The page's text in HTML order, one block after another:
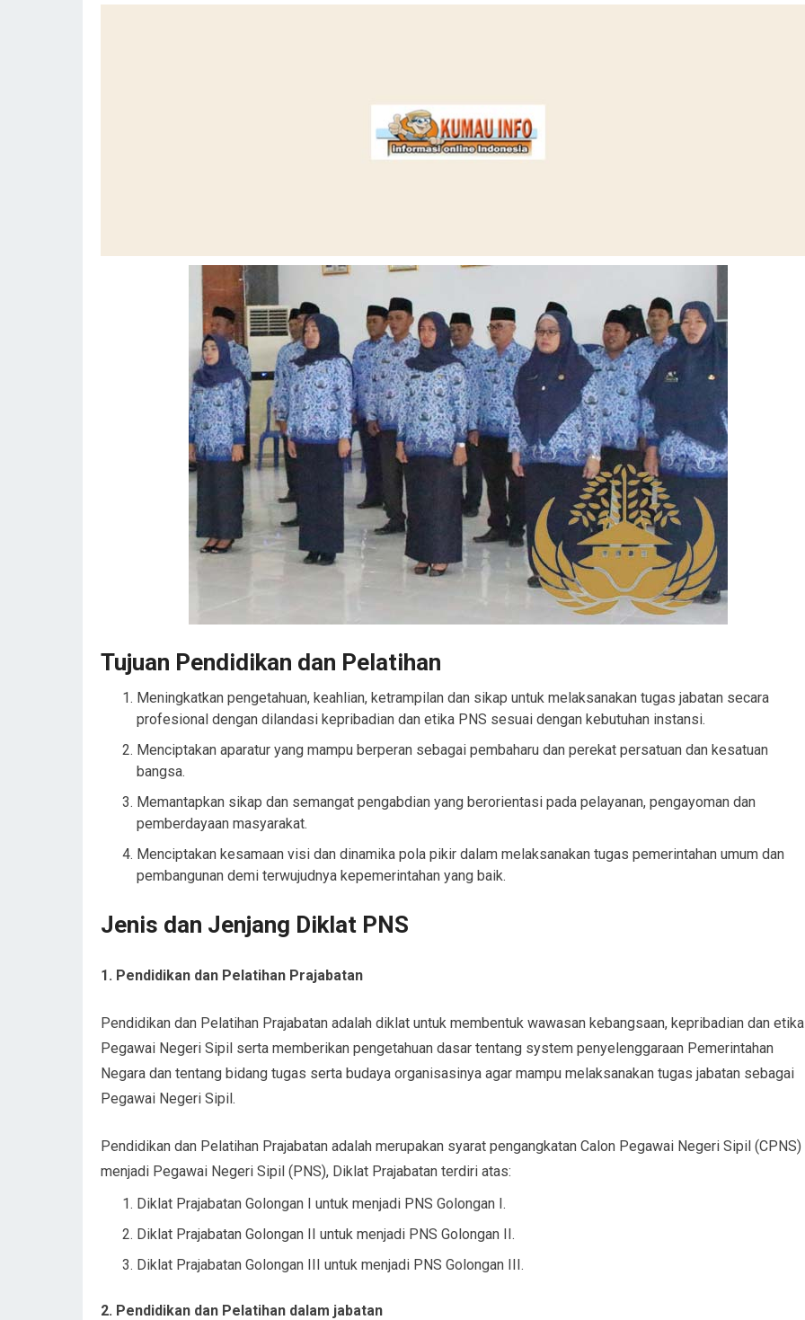
Tujuan Pendidikan dan Pelatihan
Meningkatkan pengetahuan, keahlian, ketrampilan dan sikap untuk melaksanakan tugas jabatan secara
profesional dengan dilandasi kepribadian dan etika PNS sesuai dengan kebutuhan instansi.
Menciptakan aparatur yang mampu berperan sebagai pembaharu dan perekat persatuan dan kesatuan
bangsa.
Memantapkan sikap dan semangat pengabdian yang berorientasi pada pelayanan, pengayoman dan
pemberdayaan masyarakat.
Menciptakan kesamaan visi dan dinamika pola pikir dalam melaksanakan tugas pemerintahan umum dan
pembangunan demi terwujudnya kepemerintahan yang baik.
Jenis dan Jenjang Diklat PNS
1. Pendidikan dan Pelatihan Prajabatan
Pendidikan dan Pelatihan Prajabatan adalah diklat untuk membentuk wawasan kebangsaan, kepribadian dan etika
Pegawai Negeri Sipil serta memberikan pengetahuan dasar tentang system penyelenggaraan Pemerintahan
Negara dan tentang bidang tugas serta budaya organisasinya agar mampu melaksanakan tugas jabatan sebagai
Pegawai Negeri Sipil.
Pendidikan dan Pelatihan Prajabatan adalah merupakan syarat pengangkatan Calon Pegawai Negeri Sipil (CPNS)
menjadi Pegawai Negeri Sipil (PNS), Diklat Prajabatan terdiri atas:
Diklat Prajabatan Golongan I untuk menjadi PNS Golongan I.
Diklat Prajabatan Golongan II untuk menjadi PNS Golongan II.
Diklat Prajabatan Golongan III untuk menjadi PNS Golongan III.
2. Pendidikan dan Pelatihan dalam jabatan